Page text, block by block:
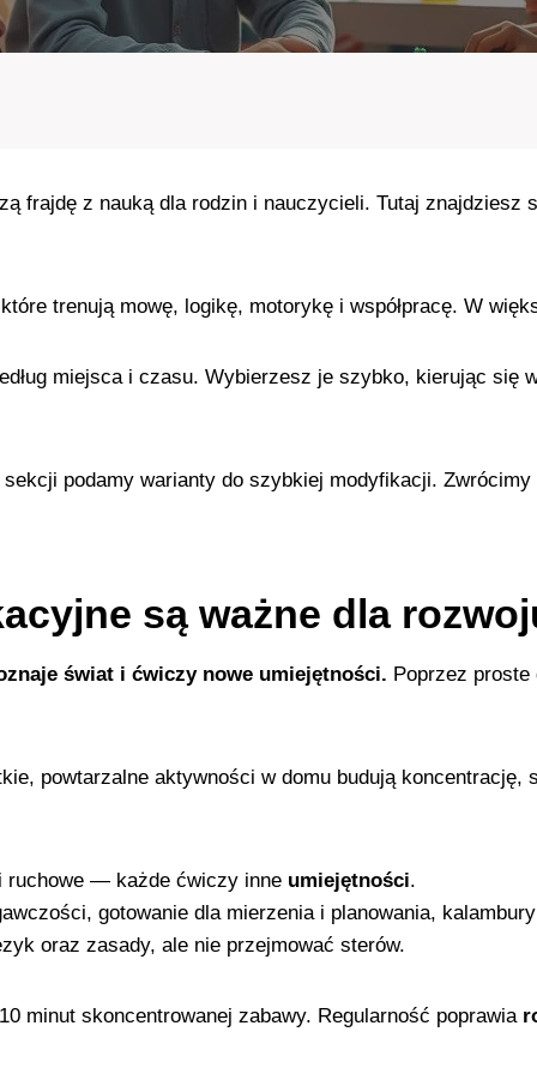
frajdę z nauką dla rodzin i nauczycieli. Tutaj
trenują mowę, logikę, motorykę i współpracę. W
miejsca i czasu. Wybierzesz je szybko, kierując się
podamy warianty do szybkiej modyfikacji.
są ważne dla
świat i ćwiczy nowe umiejętności. Poprzez
powtarzalne aktywności w domu budują koncentrację,
ruchowe — każde ćwiczy inne umiejętności.
gotowanie dla mierzenia i planowania,
oraz zasady, ale nie przejmować sterów.
minut skoncentrowanej zabawy. Regularność poprawia